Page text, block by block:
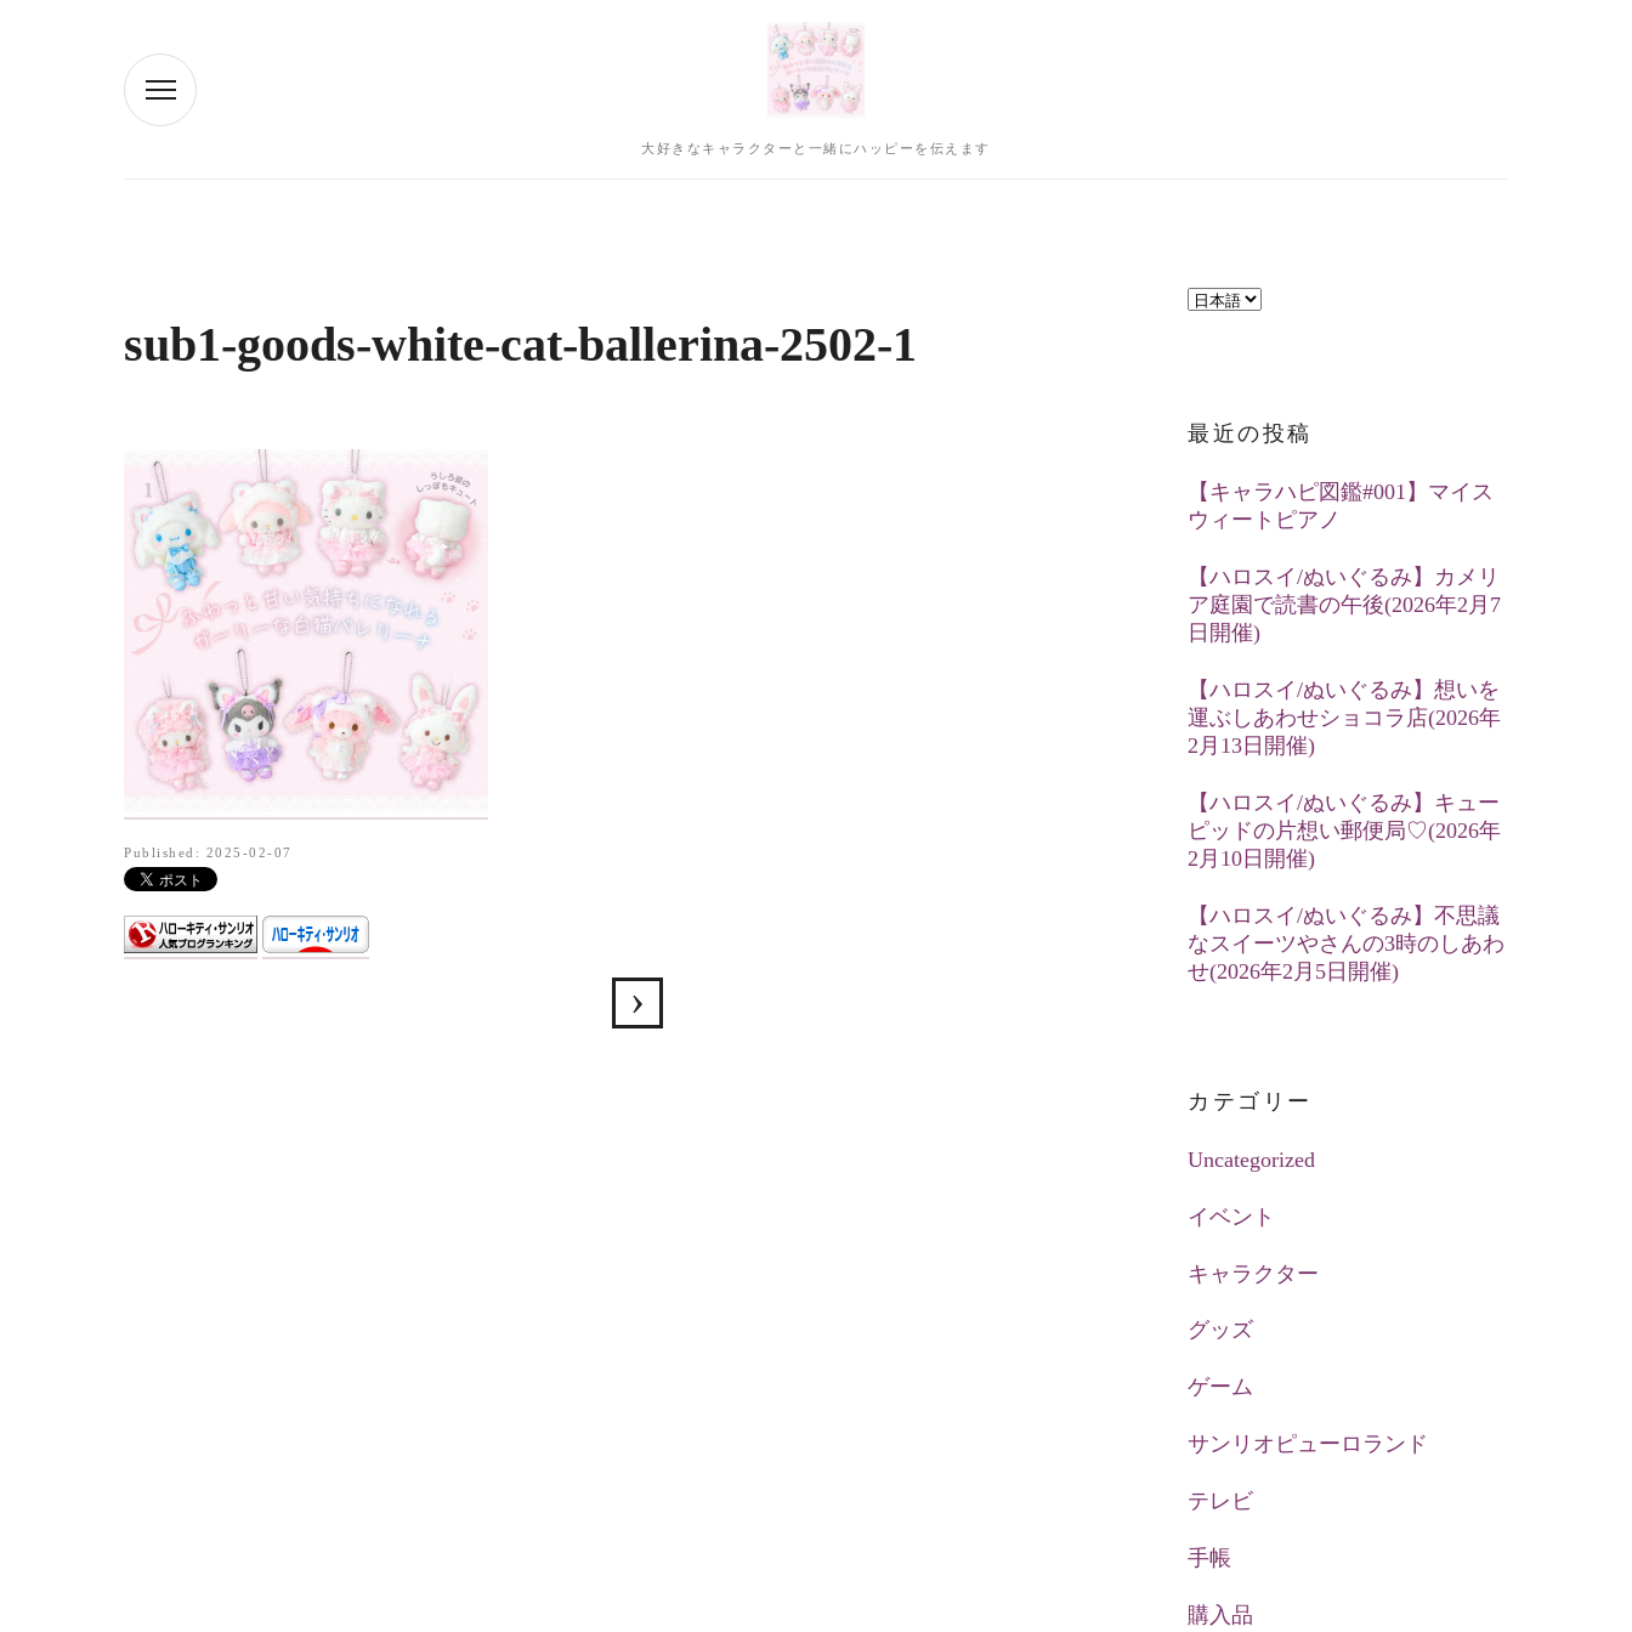
大好きなキャラクターと一緒にハッピーを伝えます
sub1-goods-white-cat-ballerina-2502-1
Published: 2025-02-07
言
択
最近の投稿
【キャラハピ図鑑#001】マイス
ウィートピアノ
【ハロスイ/ぬいぐるみ】カメリ
ア庭園で読書の午後(2026年2月7
日開催)
【ハロスイ/ぬいぐるみ】想いを
運ぶしあわせショコラ店(2026年
2月13日開催)
【ハロスイ/ぬいぐるみ】キュー
ピッドの片想い郵便局♡(2026年
2月10日開催)
【ハロスイ/ぬいぐるみ】不思議
なスイーツやさんの3時のしあわ
せ(2026年2月5日開催)
カテゴリー
Uncategorized
イベント
キャラクター
グッズ
ゲーム
サンリオピューロランド
テレビ
手帳
購入品